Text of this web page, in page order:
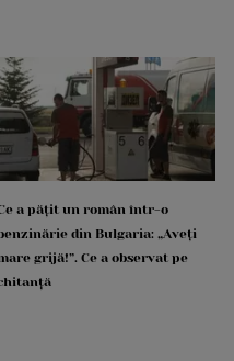
a pățit un român într-o
din Bulgaria: „Aveți
grijă!”. Ce a observat pe